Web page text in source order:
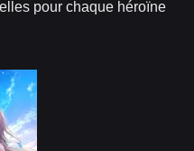
pour chaque héroïne